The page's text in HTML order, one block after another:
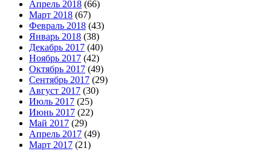
Апрель 2018 (66)
Март 2018 (67)
Февраль 2018 (43)
Январь 2018 (38)
Декабрь 2017 (40)
Ноябрь 2017 (42)
Октябрь 2017 (49)
Сентябрь 2017 (29)
Август 2017 (30)
Июль 2017 (25)
Июнь 2017 (22)
Май 2017 (29)
Апрель 2017 (49)
Март 2017 (21)